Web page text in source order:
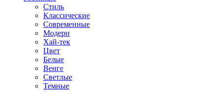
Стиль
Классические
Современные
Модерн
Хай-тек
Цвет
Белые
Венге
Светлые
Темные